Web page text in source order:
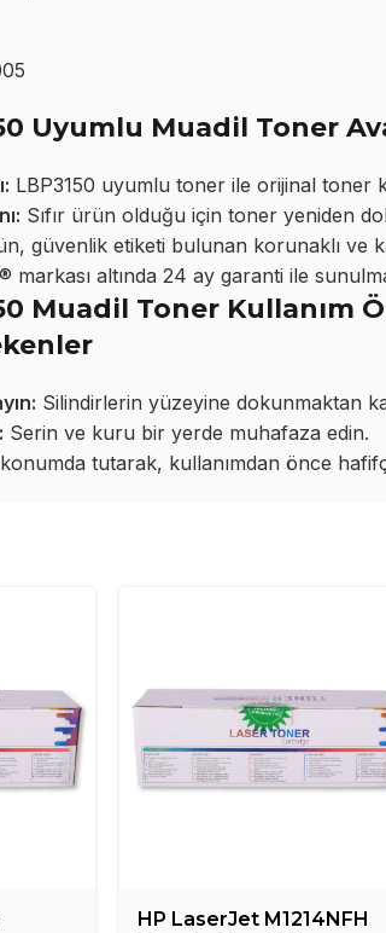
Uyumlu Muadil Toner
LBP3150 uyumlu toner ile orijinal toner
Sıfır ürün olduğu için toner yeniden
güvenlik etiketi bulunan korunaklı ve
markası altında 24 ay garanti ile
Muadil Toner Kullanım
Silindirlerin yüzeyine dokunmaktan
Serin ve kuru bir yerde muhafaza edin.
tutarak, kullanımdan önce
HP LaserJet M1214NFH